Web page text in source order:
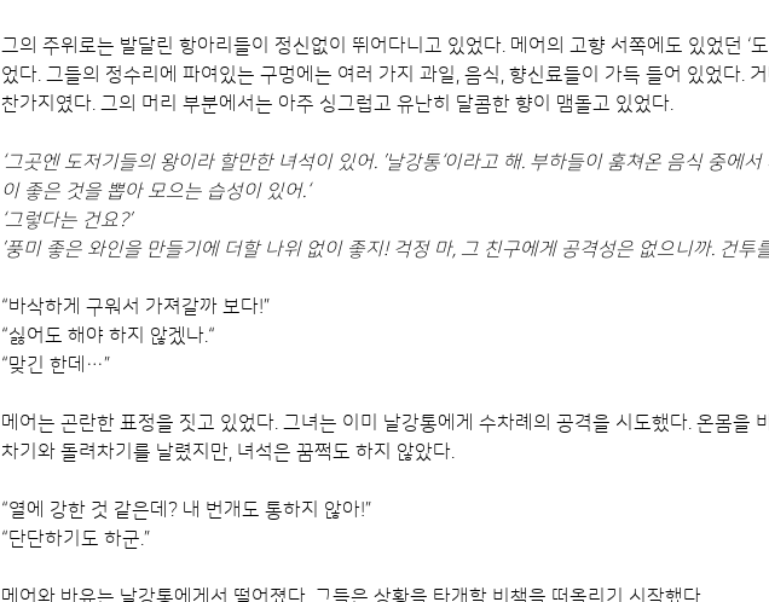
그의 주위로는 발달린 항아리들이 정신없이 뛰어다니고 있었다. 메어의 고향 서쪽에도 있었던 ‘도
었다. 그들의 정수리에 파여있는 구멍에는 여러 가지 과일, 음식, 향신료들이 가득 들어 있었다.
찬가지였다. 그의 머리 부분에서는 아주 싱그럽고 유난히 달콤한 향이 맴돌고 있었다.
‘그곳엔 도저기들의 왕이라 할만한 녀석이 있어. ’날강통‘이라고 해. 부하들이 훔쳐온 음식 중에
이 좋은 것을 뽑아 모으는 습성이 있어.‘
‘그렇다는 건요?’
’풍미 좋은 와인을 만들기에 더할 나위 없이 좋지! 걱정 마, 그 친구에게 공격성은 없으니까. 건투
“바삭하게 구워서 가져갈까 보다!”
“싫어도 해야 하지 않겠나.“
“맞긴 한데…”
메어는 곤란한 표정을 짓고 있었다. 그녀는 이미 날강통에게 수차례의 공격을 시도했다. 온몸을
차기와 돌려차기를 날렸지만, 녀석은 꿈쩍도 하지 않았다.
“열에 강한 것 같은데? 내 번개도 통하지 않아!”
“단단하기도 하군.”
메어와 바유는 날강통에게서 떨어졌다. 그들은 상황을 타개할 비책을 떠올리기 시작했다.